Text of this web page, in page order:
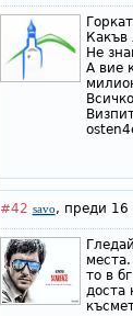
Какъв
Не
А вие
#42 savo, преди 16
то в
доста